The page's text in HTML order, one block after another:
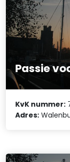
Passie
KvK nummer:
Adres: